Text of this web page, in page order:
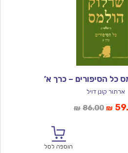
כל הסיפורים – כרך א’
ארתור קונן דויל
₪ 86.00המחיר
₪
הוספה לסל